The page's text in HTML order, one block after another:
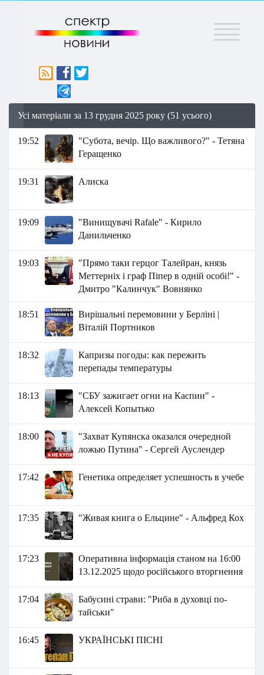
Меню
Усі матеріали за 13 грудня 2025 року (51 усього)
19:52
"Субота, вечір. Що важливого?" - Тетяна
Геращенко
19:31 Алиска
19:09
"Винищувачі Rafale" - Кирило
Данильченко
19:03
"Прямо таки герцог Талейран, князь
Меттерніх і граф Піпер в одній особі!" -
Дмитро "Калинчук" Вовнянко
18:51
Вирішальні перемовини у Берліні |
Віталій Портников
18:32
Капризы погоды: как пережить
перепады температуры
18:13
"СБУ зажигает огни на Каспии" -
Алексей Копытько
18:00
"Захват Купянска оказался очередной
ложью Путина" - Сергей Ауслендер
17:42 Генетика определяет успешность в учебе
17:35 "Живая книга о Ельцине" - Альфред Кох
17:23
Оперативна інформація станом на 16:00
13.12.2025 щодо російського вторгнення
17:04
Бабусині страви: "Риба в духовці по-
тайськи"
16:45 УКРАЇНСЬКІ ПІСНІ